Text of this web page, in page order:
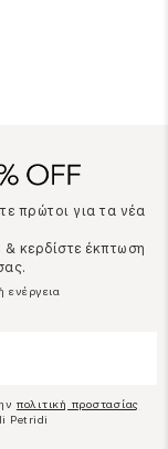
πρώτοι για τα νέα
κερδίστε έκπτωση
ενέργεια
πολιτική προστασίας
Petridi